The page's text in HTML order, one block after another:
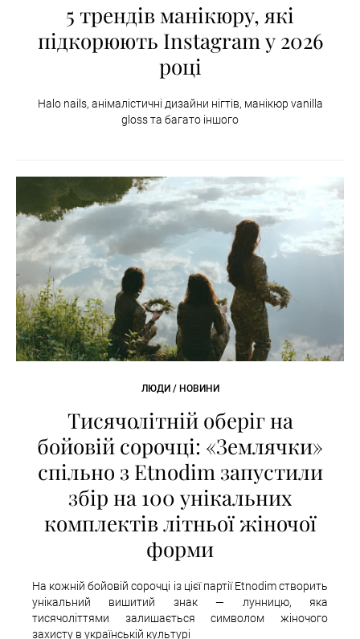
5 трендів манікюру, які
підкорюють Instagram у 2026
році
Halo nails, анімалістичні дизайни нігтів, манікюр vanilla
gloss та багато іншого
ЛЮДИ / НОВИНИ
Тисячолітній оберіг на
бойовій сорочці: «Землячки»
спільно з Etnodim запустили
збір на 100 унікальних
комплектів літньої жіночої
форми
На кожній бойовій сорочці із цієї партії Etnodim створить
унікальний вишитий знак — лунницю, яка
тисячоліттями залишається символом жіночого
захисту в українській культурі